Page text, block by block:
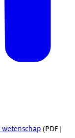
(PDF |